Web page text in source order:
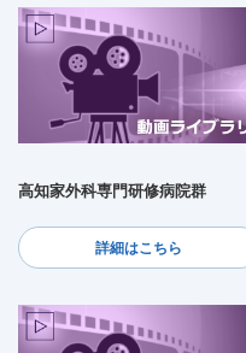
高知家外科専門研修病院群
詳細はこちら